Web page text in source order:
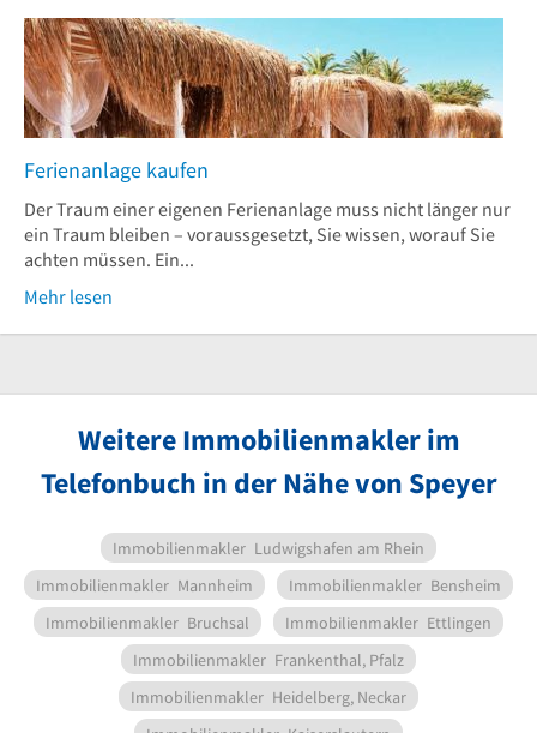
Ferienanlage kaufen
Der Traum einer eigenen Ferienanlage muss nicht länger nur
ein Traum bleiben – voraussgesetzt, Sie wissen, worauf Sie
achten müssen. Ein...
Mehr lesen
Weitere Immobilienmakler im
Telefonbuch in der Nähe von Speyer
Immobilienmakler Ludwigshafen am Rhein
Immobilienmakler Mannheim Immobilienmakler Bensheim
Immobilienmakler Bruchsal Immobilienmakler Ettlingen
Immobilienmakler Frankenthal, Pfalz
Immobilienmakler Heidelberg, Neckar